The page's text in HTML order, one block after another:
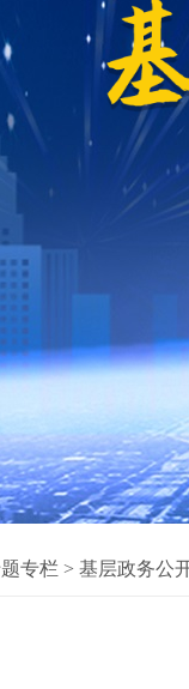
专栏 > 基层政务公